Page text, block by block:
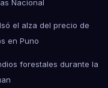
Nacional
el alza del precio de
en Puno
forestales durante la